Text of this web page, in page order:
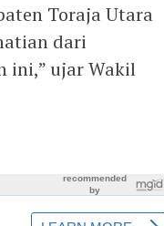
Toraja Utara
dari
ini,” ujar Wakil